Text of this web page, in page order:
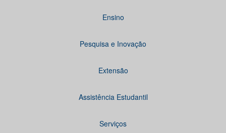
Ensino
Pesquisa e Inovação
Extensão
Assistência Estudantil
Serviços